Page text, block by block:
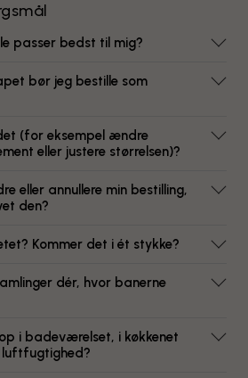
passer bedst til mig?
bør jeg bestille som
(for eksempel ændre
eller justere størrelsen)?
eller annullere min bestilling,
den?
Kommer det i ét stykke?
dér, hvor banerne
i badeværelset, i køkkenet
luftfugtighed?